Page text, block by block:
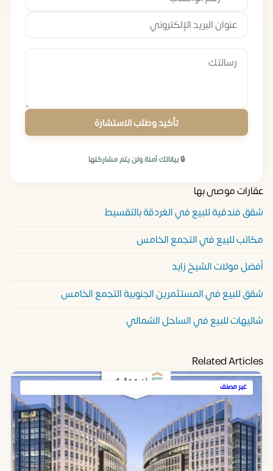
تأكيد وطلب الاستشارة
🔒 بياناتك آمنة ولن يتم مشاركتها
عقارات موصى بها
شقق فندقية للبيع في الغردقة بالتقسيط
مكاتب للبيع في التجمع الخامس
أفضل مولات الشيخ زايد
شقق للبيع في المستثمرين الجنوبية التجمع الخامس
شاليهات للبيع في الساحل الشمالي
Related Articles
غير مصنف